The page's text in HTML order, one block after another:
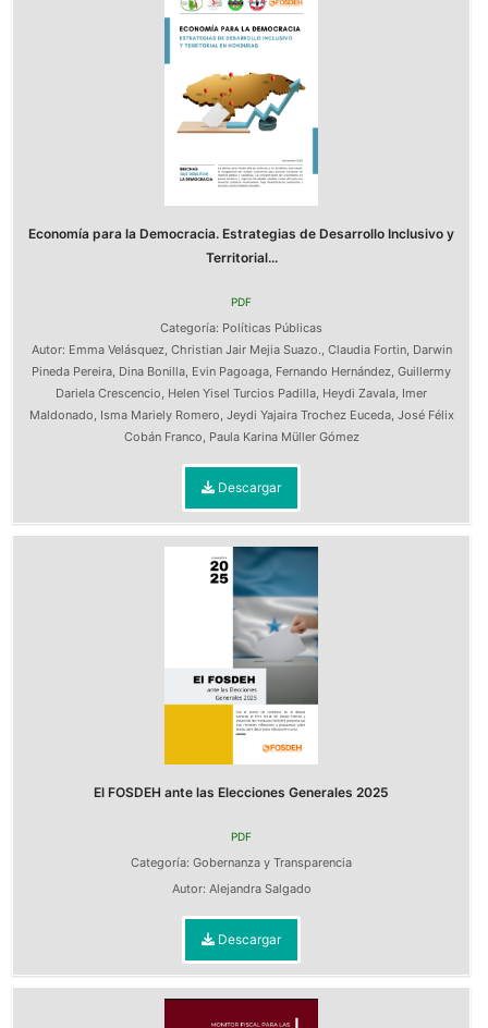
Economía para la Democracia. Estrategias de Desarrollo Inclusivo y
Territorial...
PDF
Categoría: Políticas Públicas
Autor: Emma Velásquez, Christian Jair Mejia Suazo., Claudia Fortin, Darwin
Pineda Pereira, Dina Bonilla, Evin Pagoaga, Fernando Hernández, Guillermy
Dariela Crescencio, Helen Yisel Turcios Padilla, Heydi Zavala, Imer
Maldonado, Isma Mariely Romero, Jeydi Yajaira Trochez Euceda, José Félix
Cobán Franco, Paula Karina Müller Gómez
Descargar
El FOSDEH ante las Elecciones Generales 2025
PDF
Categoría: Gobernanza y Transparencia
Autor: Alejandra Salgado
Descargar